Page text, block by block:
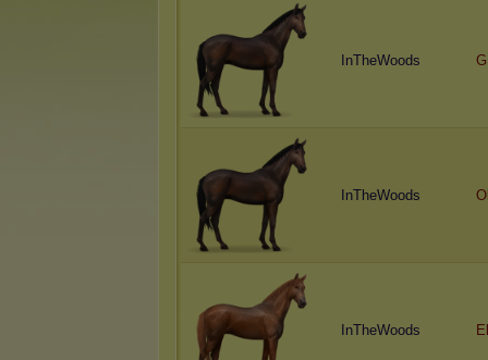
InTheWoods
InTheWoods
InTheWoods